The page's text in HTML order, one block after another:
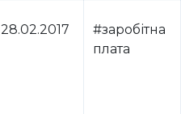
28.02.2017
#заробітна
плата